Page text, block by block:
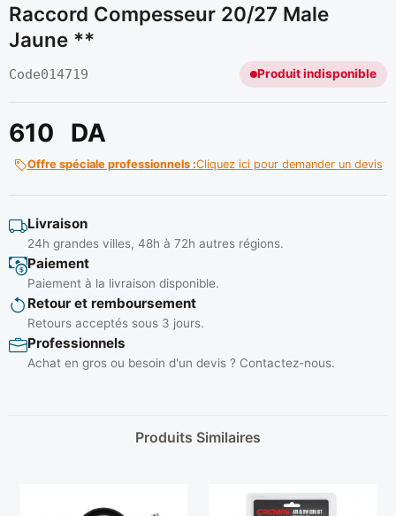
Raccord Compesseur 20/27 Male
Jaune **
Code014719 Produit indisponible
610 DA
Offre spéciale professionnels :Cliquez ici pour demander un devis
Livraison
24h grandes villes, 48h à 72h autres régions.
Paiement
Paiement à la livraison disponible.
Retour et remboursement
Retours acceptés sous 3 jours.
Professionnels
Achat en gros ou besoin d'un devis ? Contactez-nous.
Produits Similaires